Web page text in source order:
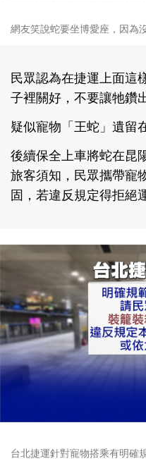
網友笑說蛇要坐博愛座，因為
民眾認為在捷運上面這
子裡關好，不要讓牠鑽
疑似寵物「王蛇」遺留
後續保全上車將蛇在昆
旅客須知，民眾攜帶寵
固，若違反規定得拒絕
台北捷運針對寵物搭乘有明確